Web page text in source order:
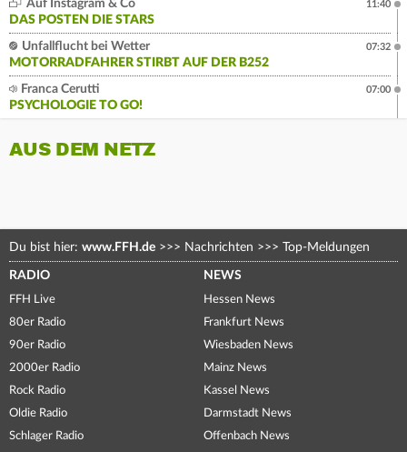
Auf Instagram & Co
DAS POSTEN DIE STARS
11:40
Unfallflucht bei Wetter
MOTORRADFAHRER STIRBT AUF DER B252
07:32
Franca Cerutti
PSYCHOLOGIE TO GO!
07:00
AUS DEM NETZ
Du bist hier: www.FFH.de >>> Nachrichten >>> Top-Meldungen
RADIO
FFH Live
80er Radio
90er Radio
2000er Radio
Rock Radio
Oldie Radio
Schlager Radio
NEWS
Hessen News
Frankfurt News
Wiesbaden News
Mainz News
Kassel News
Darmstadt News
Offenbach News